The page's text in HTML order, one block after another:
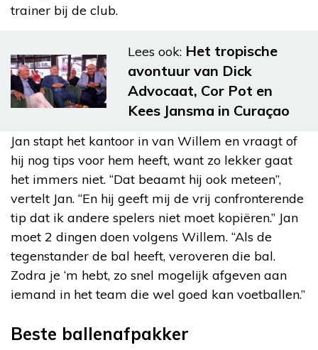
trainer bij de club.
Lees ook: Het tropische
avontuur van Dick
Advocaat, Cor Pot en
Kees Jansma in Curaçao
Jan stapt het kantoor in van Willem en vraagt of
hij nog tips voor hem heeft, want zo lekker gaat
het immers niet. “Dat beaamt hij ook meteen”,
vertelt Jan. “En hij geeft mij de vrij confronterende
tip dat ik andere spelers niet moet kopiëren.” Jan
moet 2 dingen doen volgens Willem. “Als de
tegenstander de bal heeft, veroveren die bal.
Zodra je ‘m hebt, zo snel mogelijk afgeven aan
iemand in het team die wel goed kan voetballen.”
Beste ballenafpakker